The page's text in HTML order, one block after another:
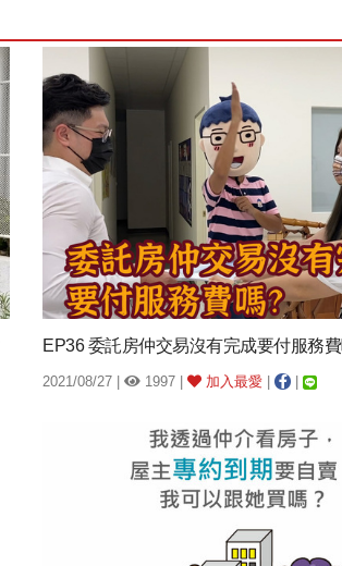
EP36 委託房仲交易沒有完成要付服務費
2021/08/27 | 1997 | 加入最愛